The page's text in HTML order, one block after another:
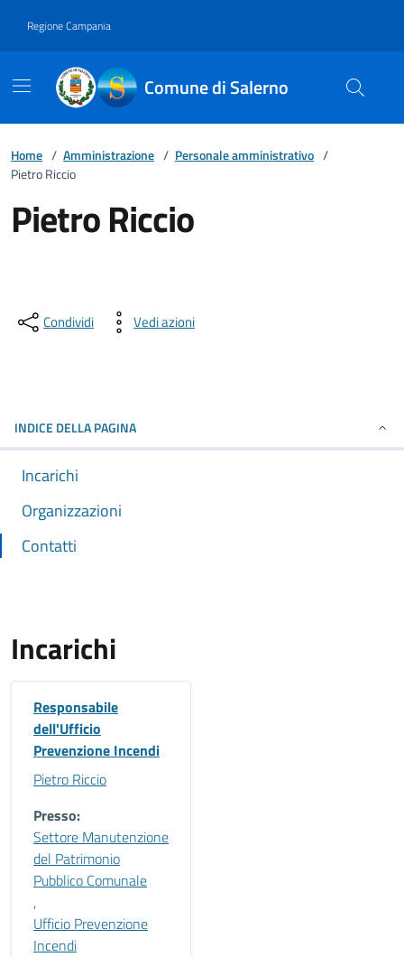
Regione Campania
Comune di Salerno
Home / Amministrazione / Personale amministrativo /
Pietro Riccio
Pietro Riccio
Condividi Vedi azioni
INDICE DELLA PAGINA
Incarichi
Organizzazioni
Contatti
Incarichi
Responsabile
dell'Ufficio
Prevenzione Incendi
Pietro Riccio
Presso:
Settore Manutenzione
del Patrimonio
Pubblico Comunale
,
Ufficio Prevenzione
Incendi